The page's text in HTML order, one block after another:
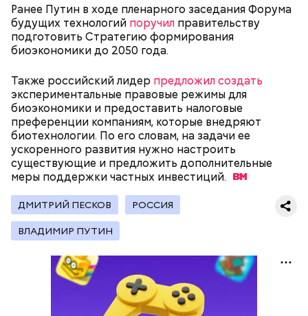
Ранее Путин в ходе пленарного заседания Форума
будущих технологий поручил правительству
подготовить Стратегию формирования
биоэкономики до 2050 года.
Также российский лидер предложил создать
экспериментальные правовые режимы для
биоэкономики и предоставить налоговые
преференции компаниям, которые внедряют
биотехнологии. По его словам, на задачи ее
ускоренного развития нужно настроить
существующие и предложить дополнительные
меры поддержки частных инвестиций.
ДМИТРИЙ ПЕСКОВ РОССИЯ
ВЛАДИМИР ПУТИН
Для заправки:
200 граммов сливочного масла;
1 стакан сахара;
10 граммов ванильного сахара;
1/4 чайной ложки соли;
4 куриных яйца;
100 граммов сока апельсина и столовая ложка
цедры;
350 граммов муки;
2 чайных ложки разрыхлителя;
150 граммов изюма.
сухофрукты.